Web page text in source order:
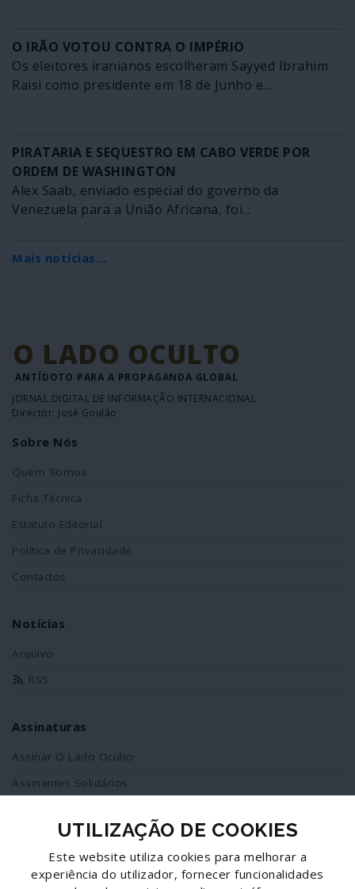
O IRÃO VOTOU CONTRA O IMPÉRIO
Os eleitores iranianos escolheram Sayyed Ibrahim
Raisi como presidente em 18 de Junho e...
PIRATARIA E SEQUESTRO EM CABO VERDE POR
ORDEM DE WASHINGTON
Alex Saab, enviado especial do governo da
Venezuela para a União Africana, foi...
Mais notícias...
O LADO OCULTO
ANTÍDOTO PARA A PROPAGANDA GLOBAL
JORNAL DIGITAL DE INFORMAÇÃO INTERNACIONAL
Director: José Goulão
Sobre Nós
Quem Somos
Ficha Técnica
Estatuto Editorial
Política de Privacidade
Contactos
Notícias
Arquivo
RSS
Assinaturas
Assinar O Lado Oculto
Assinantes Solidários
Redes Sociais
Siga-nos no facebook
UTILIZAÇÃO DE COOKIES
Este website utiliza cookies para melhorar a
experiência do utilizador, fornecer funcionalidades